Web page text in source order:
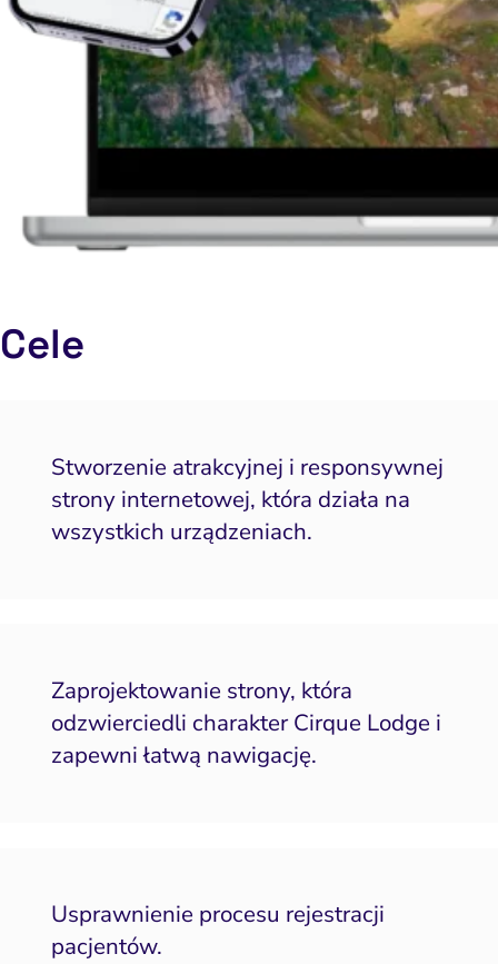
Cele
Stworzenie atrakcyjnej i responsywnej
strony internetowej, która działa na
wszystkich urządzeniach.
Zaprojektowanie strony, która
odzwierciedli charakter Cirque Lodge i
zapewni łatwą nawigację.
Usprawnienie procesu rejestracji
pacjentów.